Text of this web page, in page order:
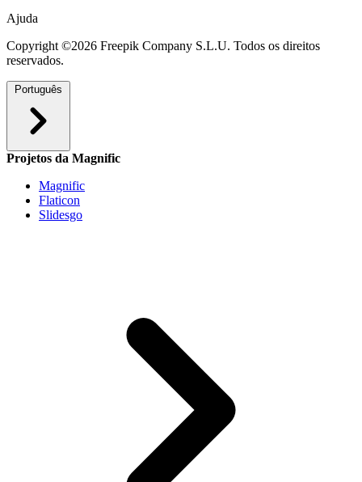
Ajuda
Copyright ©2026 Freepik Company S.L.U. Todos os direitos
reservados.
Português
Projetos da Magnific
Magnific
Flaticon
Slidesgo